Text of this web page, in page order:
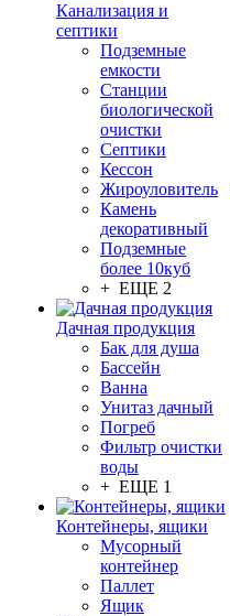
Канализация и
септики
Подземные
емкости
Станции
биологической
очистки
Септики
Кессон
Жироуловитель
Камень
декоративный
Подземные
более 10куб
+ ЕЩЕ 2
Дачная продукция
Бак для душа
Бассейн
Ванна
Унитаз дачный
Погреб
Фильтр очистки
воды
+ ЕЩЕ 1
Контейнеры, ящики
Мусорный
контейнер
Паллет
Ящик